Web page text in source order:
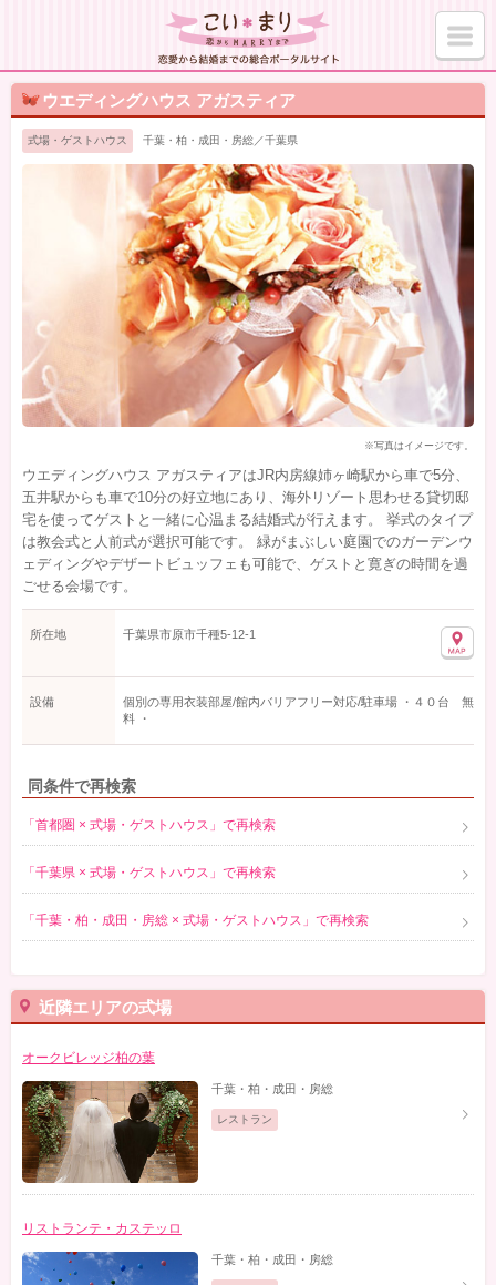
ウエディングハウス アガスティア
式場・ゲストハウス 千葉・柏・成田・房総／千葉県
※写真はイメージです。
ウエディングハウス アガスティアはJR内房線姉ヶ崎駅から車で5分、
五井駅からも車で10分の好立地にあり、海外リゾート思わせる貸切邸
宅を使ってゲストと一緒に心温まる結婚式が行えます。 挙式のタイプ
は教会式と人前式が選択可能です。 緑がまぶしい庭園でのガーデンウ
ェディングやデザートビュッフェも可能で、ゲストと寛ぎの時間を過
ごせる会場です。
所在地 千葉県市原市千種5-12-1
設備
個別の専用衣装部屋/館内バリアフリー対応/駐車場 ・４０台 無
料 ・
同条件で再検索
「首都圏 × 式場・ゲストハウス」で再検索
「千葉県 × 式場・ゲストハウス」で再検索
「千葉・柏・成田・房総 × 式場・ゲストハウス」で再検索
近隣エリアの式場
オークビレッジ柏の葉
千葉・柏・成田・房総
レストラン
リストランテ・カステッロ
千葉・柏・成田・房総